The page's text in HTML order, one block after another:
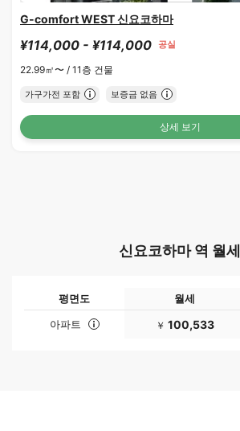
G-comfort WEST 신요코하마
¥114,000 - ¥114,000 공실
22.99㎡〜 / 11층 건물
가구가전 포함 보증금 없음
상세 보기
신요코하마 역 월세
평면도 월세
아파트
￥ 100,533